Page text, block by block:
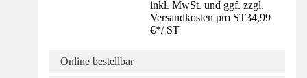
inkl. MwSt. und ggf. zzgl.
Versandkosten pro ST34,99
€*/ ST
Online bestellbar